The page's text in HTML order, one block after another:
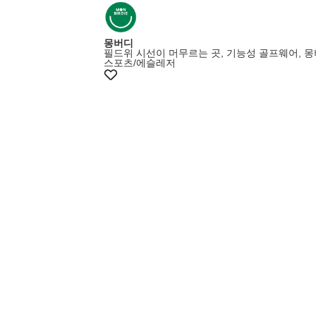
몽버디
필드위 시선이 머무르는 곳, 기능성 골프웨어, 몽
스포츠/에슬레저